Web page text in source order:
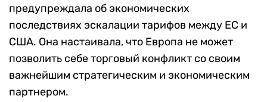
предупреждала об экономических
последствиях эскалации тарифов между ЕС и
США. Она настаивала, что Европа не может
позволить себе торговый конфликт со своим
важнейшим стратегическим и экономическим
партнером.